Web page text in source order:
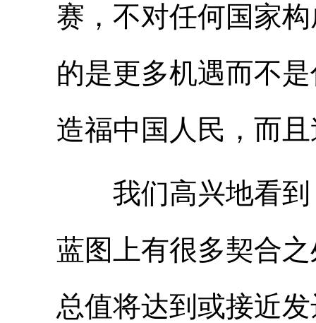
赛，不对任何国家
的是更多机遇而不
造福中国人民，而
我们高兴地看到
蓝图上有很多契合
总值将达到或接近